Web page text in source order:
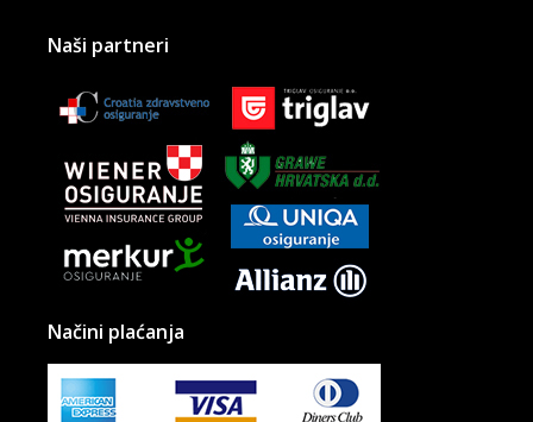
Naši partneri
Načini plaćanja